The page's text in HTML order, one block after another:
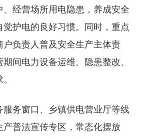
经营场所用电隐患，养成安全
觉护电的良好习惯。同时，重点
户负责人普及安全生产主体责
间电力设备运维、隐患整改、
服务窗口、乡镇供电营业厅等线
普法宣传专区，常态化摆放